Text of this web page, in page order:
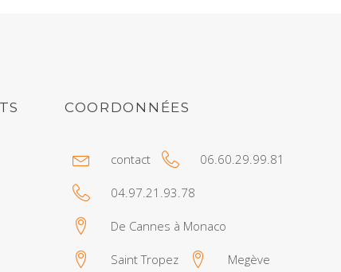
COORDONNÉES
contact 06.60.29.99.81
04.97.21.93.78
De Cannes à Monaco
Saint Tropez Megève